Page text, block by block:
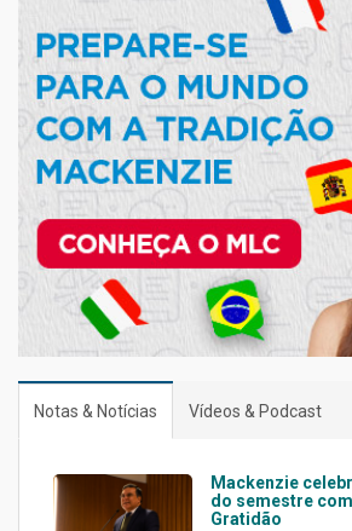
Notas & Notícias Vídeos & Podcast
Mackenzie
do semestre
Gratidão